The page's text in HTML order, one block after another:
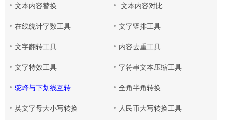
文本内容替换 文本内容对比
在线统计字数工具 文字竖排工具
文字翻转工具 内容去重工具
文字特效工具 字符串文本压缩工具
驼峰与下划线互转 全角半角转换
英文字母大小写转换 人民币大写转换工具